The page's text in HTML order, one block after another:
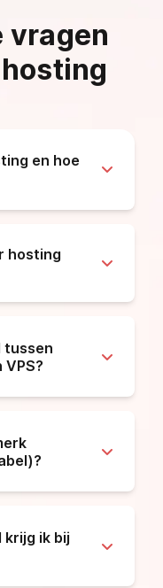
vragen
en hoe
hosting
tussen
krijg ik bij